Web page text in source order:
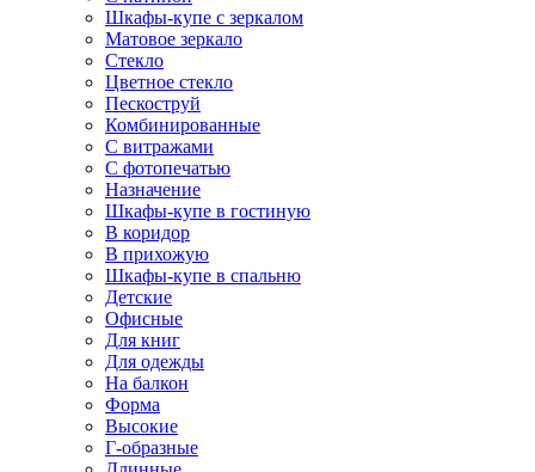
Шкафы-купе с зеркалом
Матовое зеркало
Стекло
Цветное стекло
Пескоструй
Комбинированные
С витражами
С фотопечатью
Назначение
Шкафы-купе в гостиную
В коридор
В прихожую
Шкафы-купе в спальню
Детские
Офисные
Для книг
Для одежды
На балкон
Форма
Высокие
Г-образные